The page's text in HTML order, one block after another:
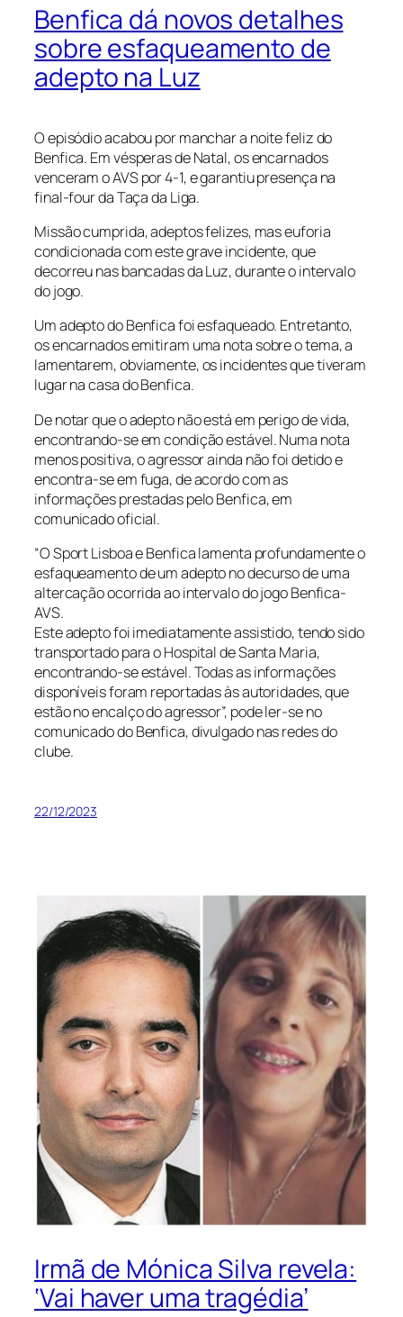
Benfica dá novos detalhes
sobre esfaqueamento de
adepto na Luz
O episódio acabou por manchar a noite feliz do
Benfica. Em vésperas de Natal, os encarnados
venceram o AVS por 4-1, e garantiu presença na
final-four da Taça da Liga.
Missão cumprida, adeptos felizes, mas euforia
condicionada com este grave incidente, que
decorreu nas bancadas da Luz, durante o intervalo
do jogo.
Um adepto do Benfica foi esfaqueado. Entretanto,
os encarnados emitiram uma nota sobre o tema, a
lamentarem, obviamente, os incidentes que tiveram
lugar na casa do Benfica.
De notar que o adepto não está em perigo de vida,
encontrando-se em condição estável. Numa nota
menos positiva, o agressor ainda não foi detido e
encontra-se em fuga, de acordo com as
informações prestadas pelo Benfica, em
comunicado oficial.
“O Sport Lisboa e Benfica lamenta profundamente o
esfaqueamento de um adepto no decurso de uma
altercação ocorrida ao intervalo do jogo Benfica-
AVS.
Este adepto foi imediatamente assistido, tendo sido
transportado para o Hospital de Santa Maria,
encontrando-se estável. Todas as informações
disponíveis foram reportadas às autoridades, que
estão no encalço do agressor”, pode ler-se no
comunicado do Benfica, divulgado nas redes do
clube.
22/12/2023
Irmã de Mónica Silva revela:
‘Vai haver uma tragédia’